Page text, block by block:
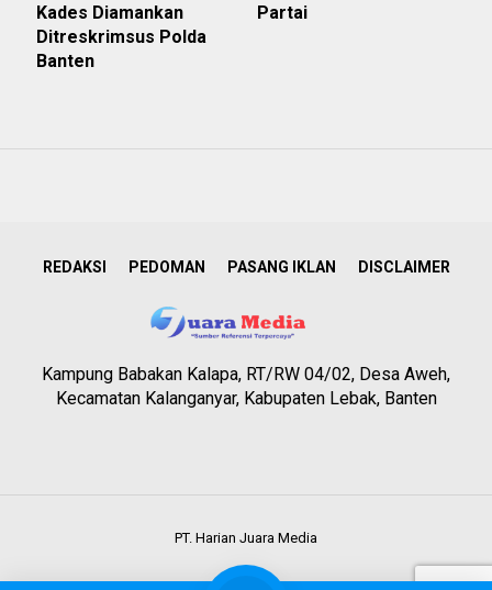
Kades Diamankan
Ditreskrimsus Polda
Banten
Partai
REDAKSI PEDOMAN PASANG IKLAN DISCLAIMER
Kampung Babakan Kalapa, RT/RW 04/02, Desa Aweh,
Kecamatan Kalanganyar, Kabupaten Lebak, Banten
PT. Harian Juara Media